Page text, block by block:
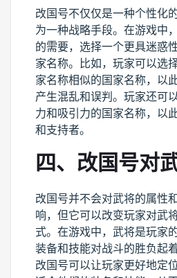
改国号不仅仅是一种个性化
为一种战略手段。在游戏中
的需要，选择一个更具迷惑
家名称。比如，玩家可以选
家名称相似的国家名称，以
产生混乱和误判。玩家还可
力和吸引力的国家名称，以
和支持者。
四、改国号对
改国号并不会对武将的属性
响，但它可以改变玩家对武
式。在游戏中，武将是玩家
装备和技能对战斗的胜负起
改国号可以让玩家更好地定